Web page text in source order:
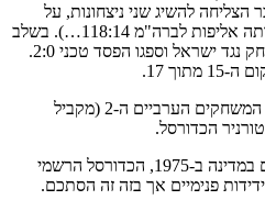
ב-1953, שם כבר הצליחה להשיג שני ניצחונות, על
שבדיה ועל דנמרק (שהפסידה באותה אליפות לברה"מ 118:14…). בשלב
השני באליפות סירבו הלבנונים לשחק נגד ישראל וספגו הפסד טכני 2:0.
ב-1957 אירחה ביירות את טורניר המשחקים הערביים ה-2 (מקביל
הכדורסל.
כאמור, עם פרוץ מלחמת האזרחים במדינה ב-1975, הכדורסל הרשמי
פנימיים אך בזה זה הסתכם.